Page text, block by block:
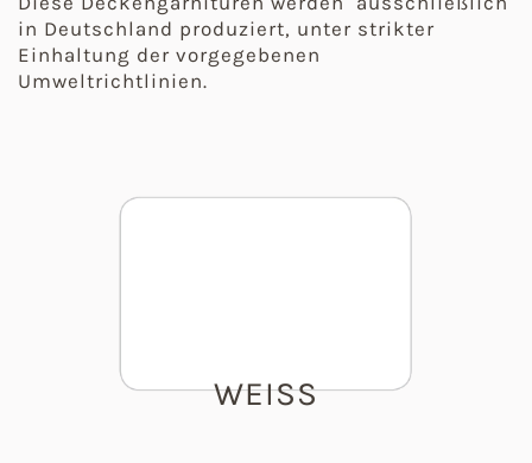
in Deutschland produziert, unter strikter
Einhaltung der vorgegebenen
Umweltrichtlinien.
WEISS